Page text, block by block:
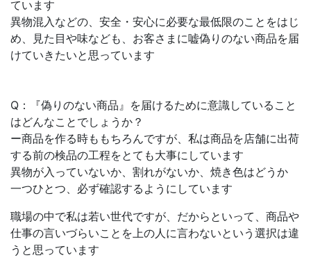
ています
異物混入などの、安全・安心に必要な最低限のことをはじ
め、見た目や味なども、お客さまに嘘偽りのない商品を届
けていきたいと思っています
Q：『偽りのない商品』を届けるために意識していること
はどんなことでしょうか？
ー商品を作る時ももちろんですが、私は商品を店舗に出荷
する前の検品の工程をとても大事にしています
異物が入っていないか、割れがないか、焼き色はどうか
一つひとつ、必ず確認するようにしています
職場の中で私は若い世代ですが、だからといって、商品や
仕事の言いづらいことを上の人に言わないという選択は違
うと思っています